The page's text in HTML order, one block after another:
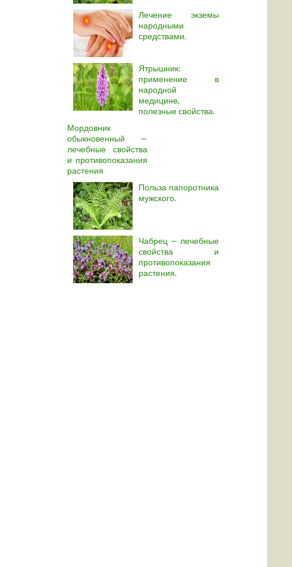
Лечение экземы
народными
средствами.
Ятрышник:
применение в
народной
медицине,
полезные свойства.
Мордовник
обыкновенный —
лечебные свойства
и противопоказания
растения
Польза папоротника
мужского.
Чабрец — лечебные
свойства и
противопоказания
растения.